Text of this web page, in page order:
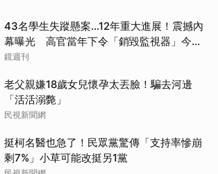
43名學生失蹤懸案...12年重大進展！震撼內
幕曝光 高官當年下令「銷毀監視器」今遭
逮
鏡週刊
老父親嫌18歲女兒懷孕太丟臉！騙去河邊
「活活溺斃」
民視新聞網
挺柯名醫也急了！民眾黨驚傳「支持率慘崩
剩7%」小草可能改挺另1黨